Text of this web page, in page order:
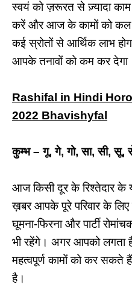
स्वयं को ज़रूरत से ज़्यादा
करें और आज के कामों को
कई स्रोतों से आर्थिक लाभ
आपके तनावों को कम कर
Rashifal in Hindi
2022 Bhavishyfal
कुम्भ – गू, गे, गो, सा, सी,
आज किसी दूर के रिश्तेदार के
ख़बर आपके पूरे परिवार के लिए
घूमना-फिरना और पार्टी
भी रहेंगे। अगर आपको लगता
महत्वपूर्ण कामों को कर सकते
है।